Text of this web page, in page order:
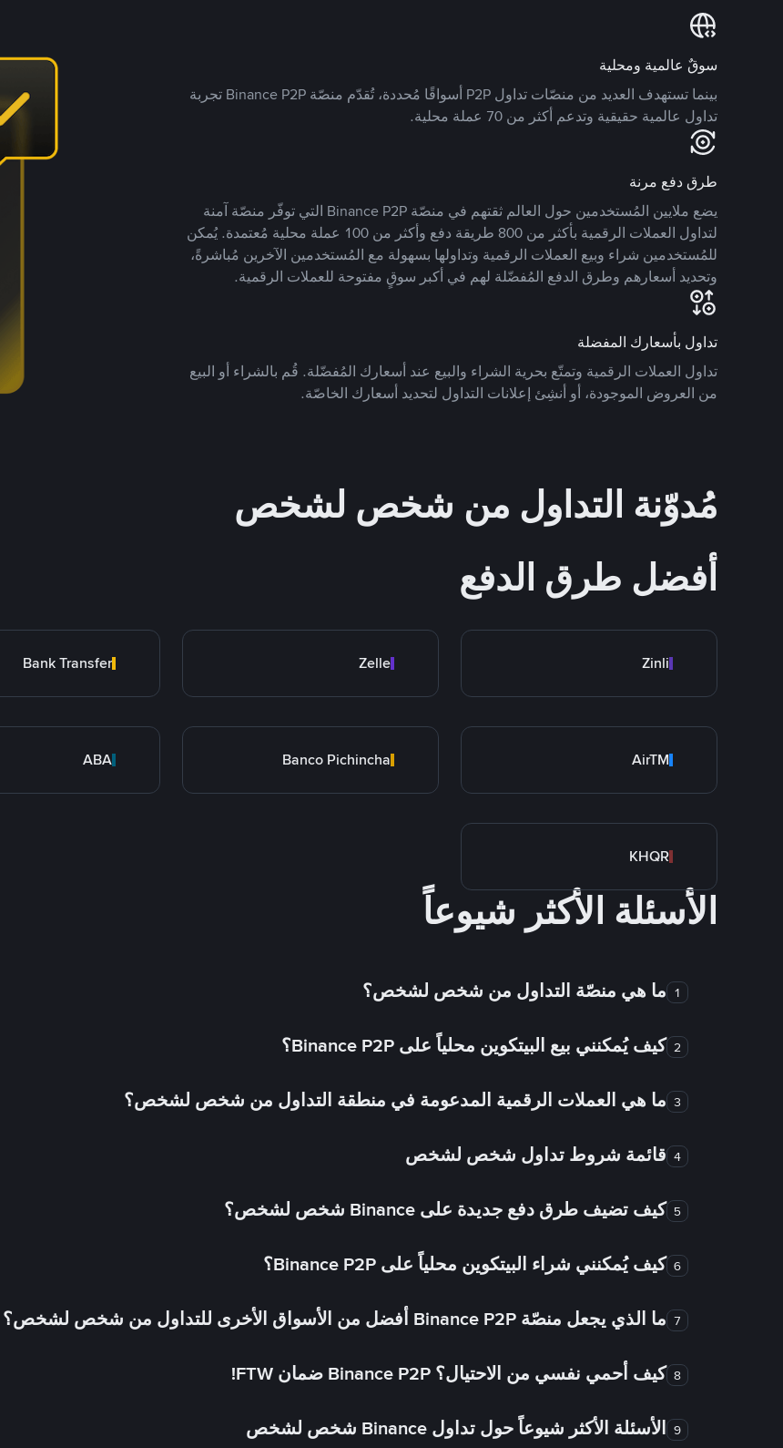
سوقٌ عالمية ومحلية
بينما تستهدف العديد من منصّات تداول P2P أسواقًا مُحددة، تُقدّم منصّة Binance P2P تجربة
تداول عالمية حقيقية وتدعم أكثر من 70 عملة محلية.
طرق دفع مرنة
يضع ملايين المُستخدمين حول العالم ثقتهم في منصّة Binance P2P التي توفّر منصّة آمنة
لتداول العملات الرقمية بأكثر من 800 طريقة دفع وأكثر من 100 عملة محلية مُعتمدة. يُمكن
للمُستخدمين شراء وبيع العملات الرقمية وتداولها بسهولة مع المُستخدمين الآخرين مُباشرةً،
وتحديد أسعارهم وطرق الدفع المُفضّلة لهم في أكبر سوقٍ مفتوحة للعملات الرقمية.
تداول بأسعارك المفضلة
تداول العملات الرقمية وتمتّع بحرية الشراء والبيع عند أسعارك المُفضّلة. قُم بالشراء أو البيع
من العروض الموجودة، أو أنشِئ إعلانات التداول لتحديد أسعارك الخاصّة.
مُدوّنة التداول من شخص لشخص
أفضل طرق الدفع
Zinli
Zelle
Bank Transfer
AirTM
Banco Pichincha
ABA
KHQR
الأسئلة الأكثر شيوعاً
1 ما هي منصّة التداول من شخص لشخص؟
2 كيف يُمكنني بيع البيتكوين محلياً على Binance P2P؟
3 ما هي العملات الرقمية المدعومة في منطقة التداول من شخص لشخص؟
4 قائمة شروط تداول شخص لشخص
5 كيف تضيف طرق دفع جديدة على Binance شخص لشخص؟
6 كيف يُمكنني شراء البيتكوين محلياً على Binance P2P؟
7 ما الذي يجعل منصّة Binance P2P أفضل من الأسواق الأخرى للتداول من شخص لشخص؟
8 كيف أحمي نفسي من الاحتيال؟ Binance P2P ضمان FTW!
9 الأسئلة الأكثر شيوعاً حول تداول Binance شخص لشخص